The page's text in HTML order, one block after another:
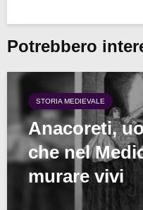
Potrebbero
STORIA MEDIEVALE
Anacoreti,
che nel
murare vivi